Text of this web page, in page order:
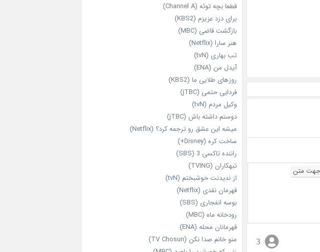
3
قطعا بچه توئه (Channel A)
برای دزد عزیزم (KBS2)
بازگشت قاضی (MBC)
هنر سارا (Netflix)
تب بهاری (tvN)
آیدل من (ENA)
روزهای طلایی ما (KBS2)
فردایی حتمی (jTBC)
وکیل مردم (tvN)
دوستم داشته باش (jTBC)
میشه این عشق رو ترجمه کرد؟ (Netflix)
ساخت کره (Disney+)
راننده تاکسی 3 (SBS)
تبهکاران (TVING)
از ندیدنت خوشبختم (tvN)
قهرمان نقدی (Netflix)
بوسه انفجاری (SBS)
رودخانه ماه (MBC)
قهرمانان محله (ENA)
منو خانم صدا نکن (TV Chosun)